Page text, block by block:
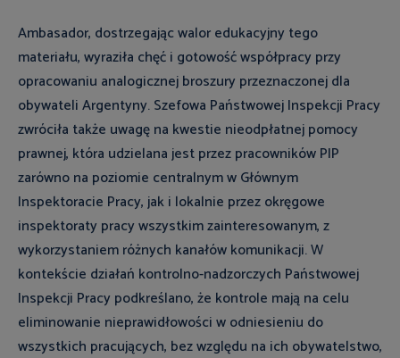
Ambasador, dostrzegając walor edukacyjny tego
materiału, wyraziła chęć i gotowość współpracy przy
opracowaniu analogicznej broszury przeznaczonej dla
obywateli Argentyny. Szefowa Państwowej Inspekcji Pracy
zwróciła także uwagę na kwestie nieodpłatnej pomocy
prawnej, która udzielana jest przez pracowników PIP
zarówno na poziomie centralnym w Głównym
Inspektoracie Pracy, jak i lokalnie przez okręgowe
inspektoraty pracy wszystkim zainteresowanym, z
wykorzystaniem różnych kanałów komunikacji. W
kontekście działań kontrolno-nadzorczych Państwowej
Inspekcji Pracy podkreślano, że kontrole mają na celu
eliminowanie nieprawidłowości w odniesieniu do
wszystkich pracujących, bez względu na ich obywatelstwo,